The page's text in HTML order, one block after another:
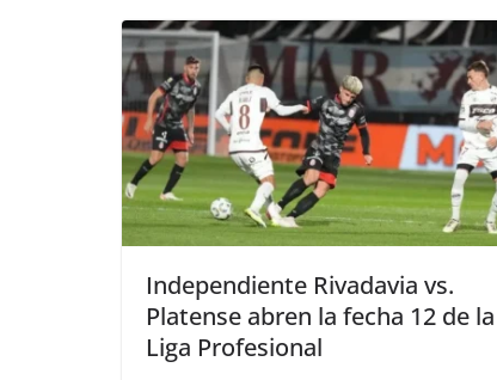
Independiente Rivadavia vs.
Platense abren la fecha 12 de la
Liga Profesional